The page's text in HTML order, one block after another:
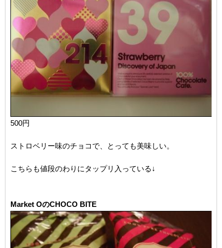
500円
ストロベリー味のチョコで、とっても美味しい。
こちらも値段のわりにタップリ入っている↓
Market OのCHOCO BITE